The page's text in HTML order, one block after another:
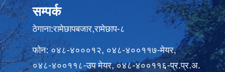
सम्पर्क
ठेगाना:रामेछापबजार,रामेछाप-८
फोन: ०४८-४०००१२, ०४८-४००११७-मेयर,
०४८-४००११८-उप मेयर, ०४८-४००११६-प्र.प्र.अ.